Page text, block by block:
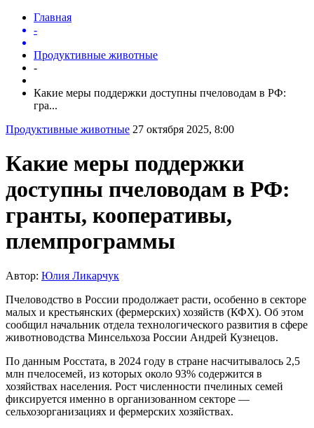
Главная
-
Продуктивные животные
-
Какие меры поддержки доступны пчеловодам в РФ:
гра...
Продуктивные животные 27 октября 2025, 8:00
Какие меры поддержки
доступны пчеловодам в РФ:
гранты, кооперативы,
племпрограммы
Автор: Юлия Ликарчук
Пчеловодство в России продолжает расти, особенно в секторе
малых и крестьянских (фермерских) хозяйств (КФХ). Об этом
сообщил начальник отдела технологического развития в сфере
животноводства Минсельхоза России Андрей Кузнецов.
По данным Росстата, в 2024 году в стране насчитывалось 2,5
млн пчелосемей, из которых около 93% содержится в
хозяйствах населения. Рост численности пчелиных семей
фиксируется именно в организованном секторе —
сельхозорганизациях и фермерских хозяйствах.